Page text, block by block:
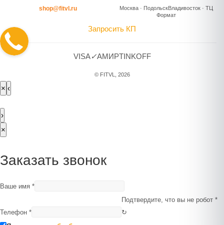
shop@fitvl.ru Москва · ПодольскВладивосток · ТЦ
Формат
Запросить КП
VISA✓AМИРTINKOFF
© FITVL, 2026
× ‹
›
×
Заказать звонок
Ваше имя *
Телефон *
Подтвердите, что вы не робот *
↻